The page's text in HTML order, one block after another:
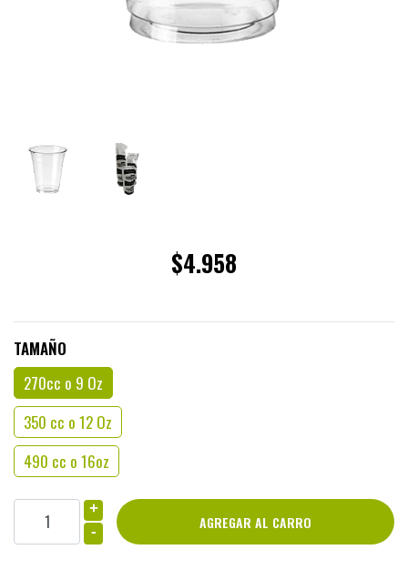
$4.958
TAMAÑO
270cc o 9 Oz
350 cc o 12 Oz
490 cc o 16oz
+
-